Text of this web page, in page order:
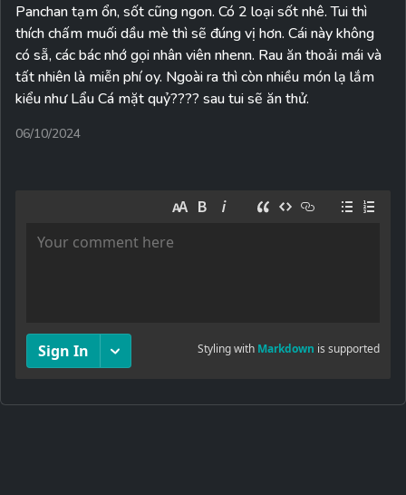
Panchan tạm ổn, sốt cũng ngon. Có 2 loại sốt nhê. Tui thì
thích chấm muối dầu mè thì sẽ đúng vị hơn. Cái này không
có sẵ, các bác nhớ gọi nhân viên nhenn. Rau ăn thoải mái và
tất nhiên là miễn phí oy. Ngoài ra thì còn nhiều món lạ lắm
kiểu như Lẩu Cá mặt quỷ???? sau tui sẽ ăn thử.
06/10/2024